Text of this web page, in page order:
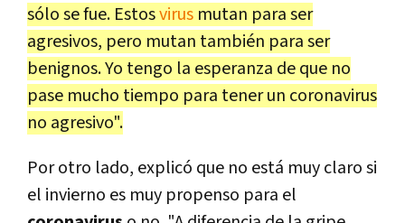
sólo se fue. Estosvirus mutan para ser
agresivos, pero mutan también para ser
benignos. Yo tengo la esperanza de que no
pase mucho tiempo para tener un coronavirus
no agresivo".
Por otro lado, explicó que no está muy claro si
el invierno es muy propenso para el